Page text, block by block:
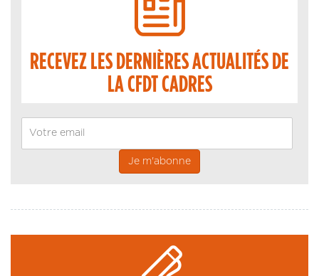
RECEVEZ LES DERNIÈRES ACTUALITÉS DE
LA CFDT CADRES